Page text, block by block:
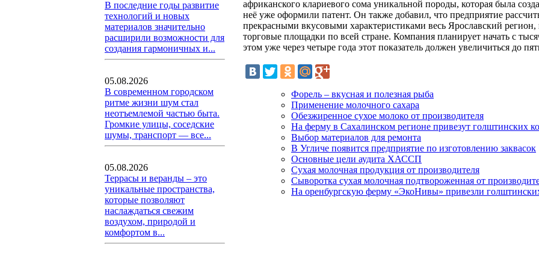
В последние годы развитие
технологий и новых
материалов значительно
расширили возможности для
создания гармоничных и...
05.08.2026
В современном городском
ритме жизни шум стал
неотъемлемой частью быта.
Громкие улицы, соседские
шумы, транспорт — все...
05.08.2026
Террасы и веранды – это
уникальные пространства,
которые позволяют
наслаждаться свежим
воздухом, природой и
комфортом в...
африканского клариевого сома уникальной породы, которая была
неё уже оформили патент. Он также добавил, что предприятие
прекрасными вкусовыми характеристиками весь Ярославский регион,
торговые площадки по всей стране. Компания планирует начать с
этом уже через четыре года этот показатель должен увеличиться до
Форель – вкусная и полезная рыба
Применение молочного сахара
Обезжиренное сухое молоко от производителя
На ферму в Сахалинском регионе привезут голштинских
Выбор материалов для ремонта
В Угличе появится предприятие по изготовлению заквасок
Основные цели аудита ХАССП
Сухая молочная продукция от производителя
Сыворотка сухая молочная подтвороженная от
На оренбургскую ферму «ЭкоНивы» привезли